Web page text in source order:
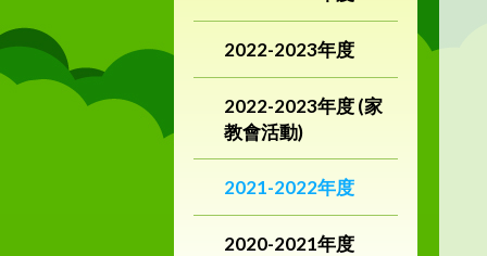
2022-2023年度
2022-2023年度 (家
教會活動)
2021-2022年度
2020-2021年度